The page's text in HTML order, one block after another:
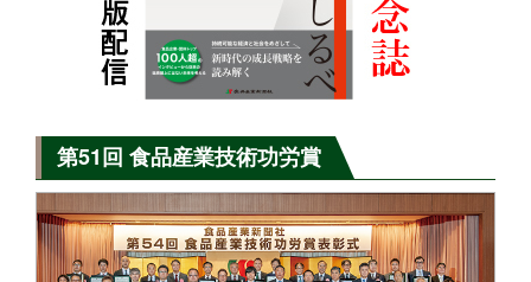
第51回 食品産業技術功労賞